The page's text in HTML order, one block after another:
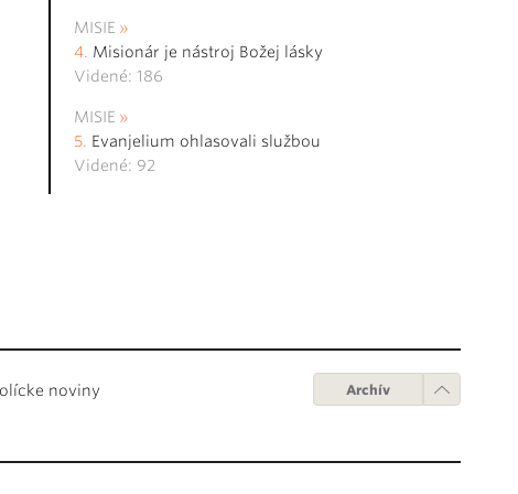
MISIE
Misionár je nástroj Božej lásky
Videné: 186
MISIE
Evanjelium ohlasovali službou
Videné: 92
noviny Archív